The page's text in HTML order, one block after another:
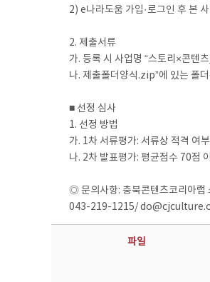
2) e나라도움 가입·로그인 후 본
2. 제출서류
가. 등록 시 사업명 “스토리×콘텐
나. 제출폴더양식.zip”에 있는 폴
■ 선정 심사
1. 선정 방법
가. 1차 서류평가: 서류상 적격 여
나. 2차 발표평가: 평균점수 70점
◎ 문의사항: 충북콘텐츠코리아랩
043-219-1215/
파일